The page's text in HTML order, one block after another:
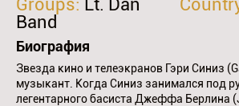
Groups: Lt. Dan
Band
Биография
Звезда кино и телеэкранов Гэри Синиз
музыкант. Когда Синиз занимался под
легентарного басиста Джеффа Берлина